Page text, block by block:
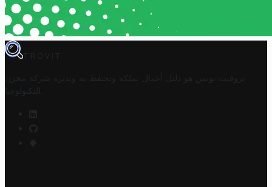
TROVIT
تروفيت تونس هو دليل أعمال تملكه وتحتفظ به وتديره
شركة مخزن
التكنولوجيا